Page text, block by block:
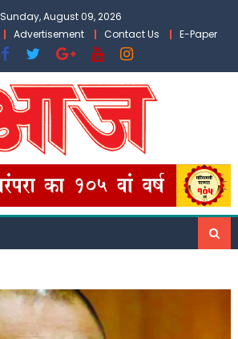
Sunday, August 09, 2026
Advertisement Contact Us E-Paper